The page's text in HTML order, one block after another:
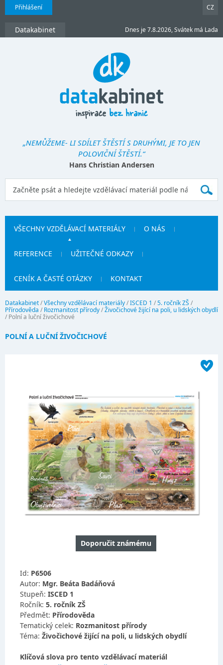
Přihlášení CZ
Datakabinet Dnes je 7.8.2026, Svátek má Lada
„NEMŮŽEME- LI SDÍLET ŠTĚSTÍ S DRUHÝMI, JE TO JEN
POLOVIČNÍ ŠTĚSTÍ.“
Hans Christian Andersen
VŠECHNY VZDĚLÁVACÍ MATERIÁLY O NÁS
REFERENCE UŽITEČNÉ ODKAZY
CENÍK A ČASTÉ OTÁZKY KONTAKT
Datakabinet/Všechny vzdělávací materiály/ISCED 1 /5. ročník ZŠ /
Přírodověda / Rozmanitost přírody/Živočichové žijící na poli, u lidských obydlí
/ Polní a luční živočichové
POLNÍ A LUČNÍ ŽIVOČICHOVÉ
Doporučit známému
Id: P6506
Autor: Mgr. Beáta Badáňová
Stupeň: ISCED 1
Ročník: 5. ročník ZŠ
Předmět: Přírodověda
Tematický celek: Rozmanitost přírody
Téma: Živočichové žijící na poli, u lidských obydlí
Klíčová slova pro tento vzdělávací materiál